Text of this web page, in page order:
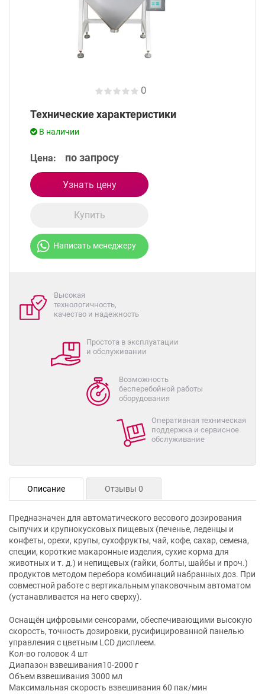
0
Технические характеристики
В наличии
Цена: по запросу
Узнать цену
Купить
Написать менеджеру
Высокая
технологичность,
качество и надежность
Простота в эксплуатации
и обслуживании
Возможность
бесперебойной работы
оборудования
Оперативная техническая
поддержка и сервисное
обслуживание
Описание Отзывы 0
Предназначен для автоматического весового дозирования
сыпучих и крупнокусковых пищевых (печенье, леденцы и
конфеты, орехи, крупы, сухофрукты, чай, кофе, сахар, семена,
специи, короткие макаронные изделия, сухие корма для
животных и т. д.) и непищевых (гайки, болты, шайбы и проч.)
продуктов методом перебора комбинаций набранных доз. При
совместной работе с вертикальным упаковочным автоматом
(устанавливается на него сверху).
Оснащён цифровыми сенсорами, обеспечивающими высокую
скорость, точность дозировки, русифицированной панелью
управления с цветным LCD дисплеем.
Кол-во головок 4 шт
Диапазон взвешивания10-2000 г
Объем взвешивания 3000 мл
Максимальная скорость взвешивания 60 пак/мин